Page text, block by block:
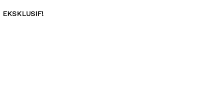
EKSKLUSIF!